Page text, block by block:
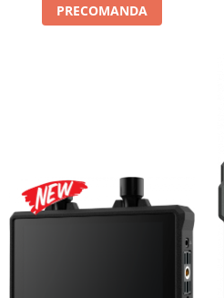
PRECOMANDA